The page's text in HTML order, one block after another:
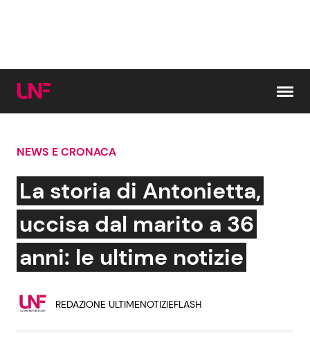
Cerca:
News e Cronaca
Attualità Italiana
Gossip e TV
Bellezze VIP
NEWS E CRONACA
La storia di Antonietta,
uccisa dal marito a 36
anni: le ultime notizie
REDAZIONE ULTIMENOTIZIEFLASH